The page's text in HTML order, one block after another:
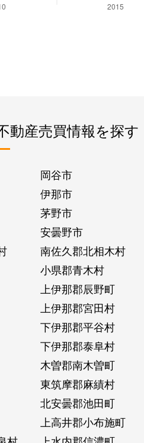
動産売買情報を探す
岡谷市
伊那市
茅野市
安曇野市
南佐久郡北相木村
小県郡青木村
上伊那郡辰野町
上伊那郡宮田村
下伊那郡平谷村
下伊那郡泰阜村
木曽郡南木曽町
東筑摩郡麻績村
北安曇郡池田町
上高井郡小布施町